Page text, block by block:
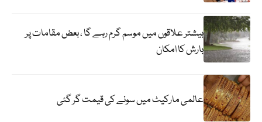
بیشتر علاقوں میں موسم گرم رہے گا ، بعض مقامات پر
بارش کا امکان
عالمی مارکیٹ میں سونے کی قیمت گر گئی